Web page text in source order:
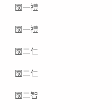
國一禮
國一禮
國二仁
國二仁
國二智